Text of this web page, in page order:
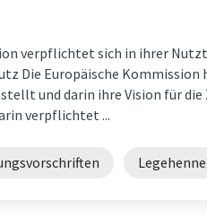
verpflichtet sich in ihrer
Die Europäische
und darin ihre Vision für die
verpflichtet ...